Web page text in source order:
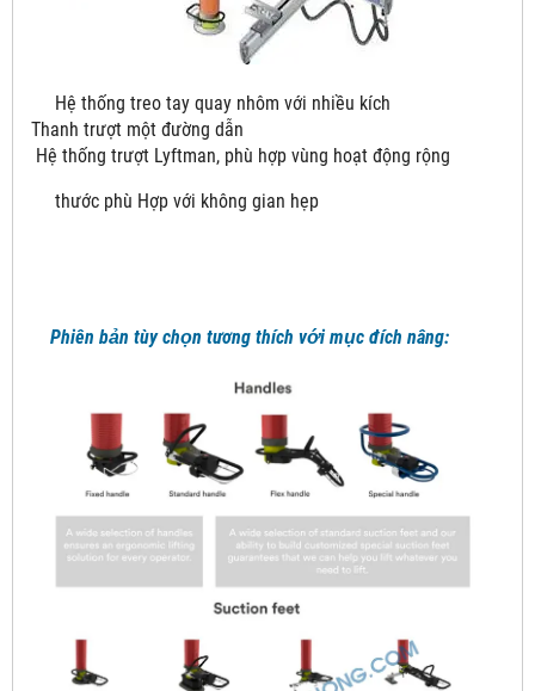
Hệ thống treo tay quay nhôm với nhiều kích
Thanh trượt một đường dẫn
Hệ thống trượt Lyftman, phù hợp vùng hoạt động rộng
thước phù Hợp với không gian hẹp
Phiên bản tùy chọn tương thích với mục đích nâng: